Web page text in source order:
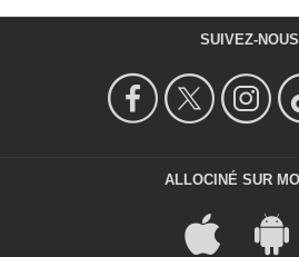
SUIVEZ-NOUS
ALLOCINÉ SUR